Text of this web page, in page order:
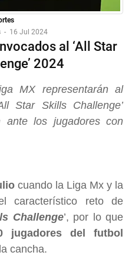
- 16 Jul 2024
al ‘All Star
2024
MX representarán al
Star Skills Challenge’
ante los jugadores con
cuando la Liga Mx y la
característico reto de
Challenge’, por lo que
jugadores del futbol
cancha.